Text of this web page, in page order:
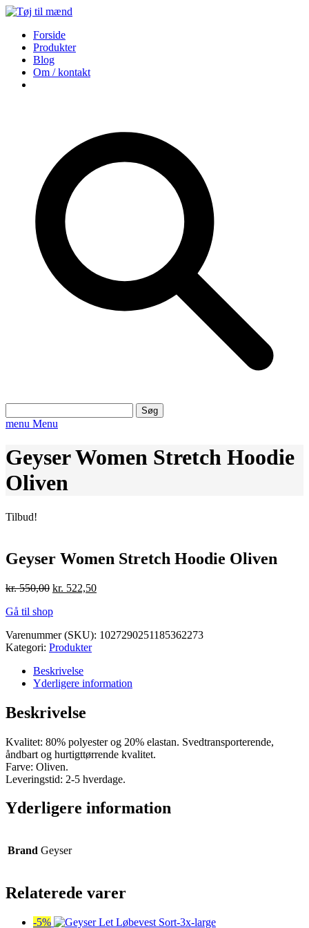
Forside
Produkter
Blog
Om / kontakt
efter:
menu Menu
Geyser Women Stretch Hoodie
Oliven
Tilbud!
Geyser Women Stretch Hoodie Oliven
kr.550,00 Den
pris
kr. 550,00.
kr. 522,50Den
kr. 522,50.
Gå til shop
Varenummer (SKU): 1027290251185362273
Kategori: Produkter
Beskrivelse
Yderligere information
Beskrivelse
Kvalitet: 80% polyester og 20% elastan. Svedtransporterende,
åndbart og hurtigttørrende kvalitet.
Farve: Oliven.
Leveringstid: 2-5 hverdage.
Yderligere information
Brand Geyser
Relaterede varer
-5%